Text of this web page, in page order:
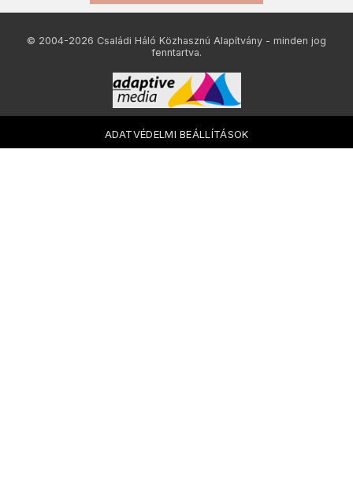
© 2004-2026 Családi Háló Közhasznú Alapítvány - minden jog
fenntartva.
ADATVÉDELMI BEÁLLÍTÁSOK